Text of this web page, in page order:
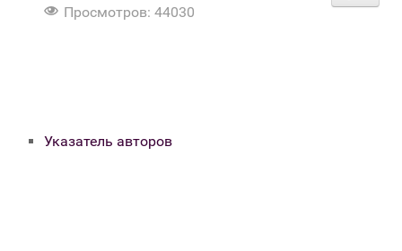
Просмотров: 44030
Указатель авторов